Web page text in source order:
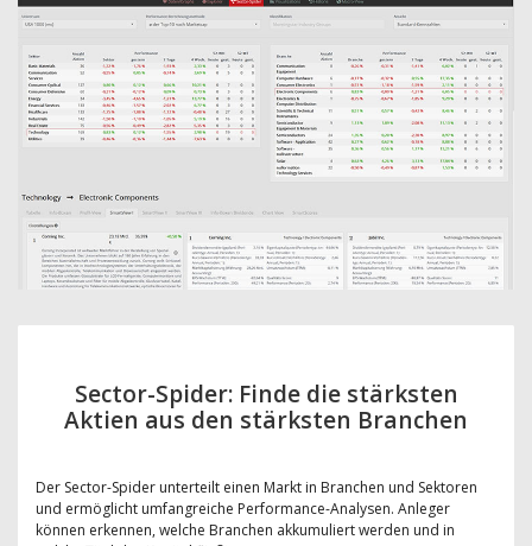
Sector-Spider: Finde die stärksten
Aktien aus den stärksten Branchen
Der Sector-Spider unterteilt einen Markt in Branchen und Sektoren
und ermöglicht umfangreiche Performance-Analysen. Anleger
können erkennen, welche Branchen akkumuliert werden und in